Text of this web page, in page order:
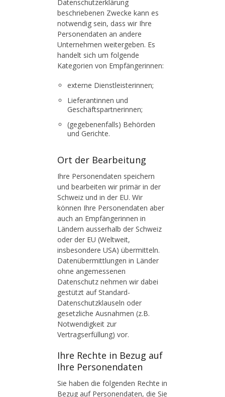
Datenschutzerklärung
beschriebenen Zwecke kann es
notwendig sein, dass wir Ihre
Personendaten an andere
Unternehmen weitergeben. Es
handelt sich um folgende
Kategorien von Empfängerinnen:
externe Dienstleisterinnen;
Lieferantinnen und
Geschäftspartnerinnen;
(gegebenenfalls) Behörden
und Gerichte.
Ort der Bearbeitung
Ihre Personendaten speichern
und bearbeiten wir primär in der
Schweiz und in der EU. Wir
können Ihre Personendaten aber
auch an Empfängerinnen in
Ländern ausserhalb der Schweiz
oder der EU (Weltweit,
insbesondere USA) übermitteln.
Datenübermittlungen in Länder
ohne angemessenen
Datenschutz nehmen wir dabei
gestützt auf Standard-
Datenschutzklauseln oder
gesetzliche Ausnahmen (z.B.
Notwendigkeit zur
Vertragserfüllung) vor.
Ihre Rechte in Bezug auf
Ihre Personendaten
Sie haben die folgenden Rechte in
Bezug auf Personendaten, die Sie